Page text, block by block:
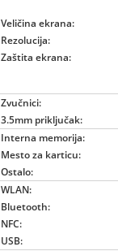
Veličina ekrana:
Rezolucija:
Zaštita ekrana:
Zvučnici:
3.5mm priključak:
Interna memorija:
Mesto za karticu:
Ostalo:
WLAN:
Bluetooth:
NFC:
USB: